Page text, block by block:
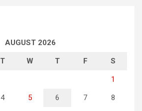
AUGUST 2026
T W T F S
1
4 5 6 7 8